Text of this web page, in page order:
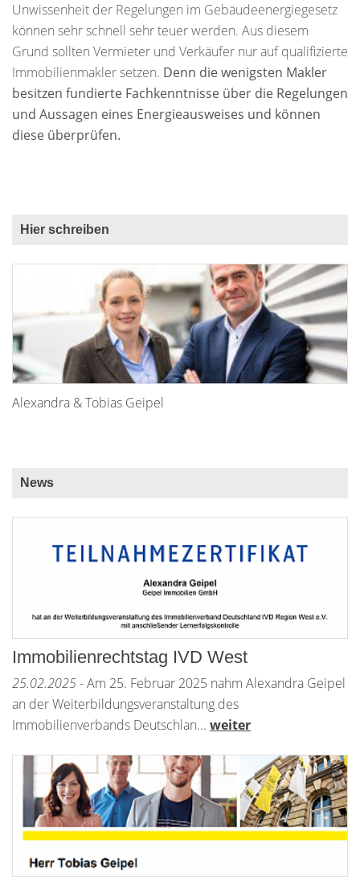
Unwissenheit der Regelungen im Gebäudeenergiegesetz
können sehr schnell sehr teuer werden. Aus diesem
Grund sollten Vermieter und Verkäufer nur auf qualifizierte
Immobilienmakler setzen. Denn die wenigsten Makler
besitzen fundierte Fachkenntnisse über die Regelungen
und Aussagen eines Energieausweises und können
diese überprüfen.
Hier schreiben
Alexandra & Tobias Geipel
News
Immobilienrechtstag IVD West
25.02.2025- Am 25. Februar 2025 nahm Alexandra Geipel
an der Weiterbildungsveranstaltung des
Immobilienverbands Deutschlan... weiter